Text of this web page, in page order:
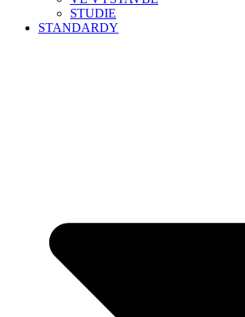
STUDIE
STANDARDY